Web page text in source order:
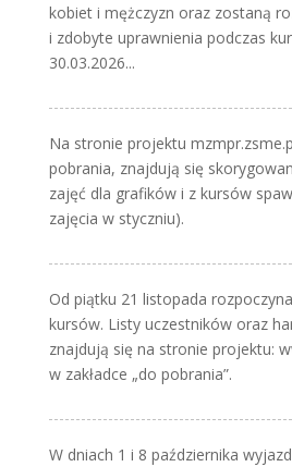
kobiet i mężczyzn oraz zostaną
i zdobyte uprawnienia podczas
30.03.2026...
Na stronie projektu
pobrania, znajdują się
zajęć dla grafików i z kursów
zajęcia w styczniu).
Od piątku 21 listopada
kursów. Listy uczestników oraz
znajdują się na stronie projektu:
w zakładce „do pobrania”.
W dniach 1 i 8 października